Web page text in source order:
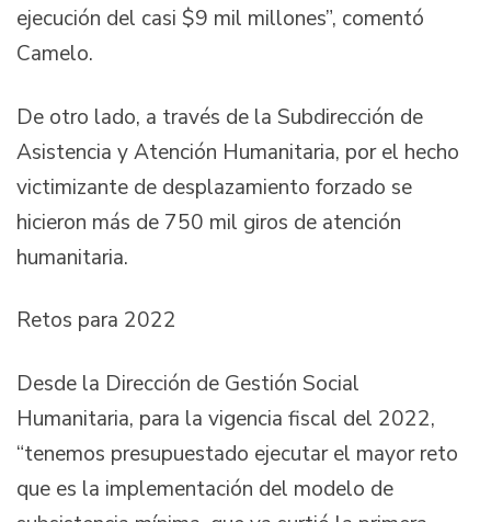
ejecución del casi $9 mil millones”, comentó
Camelo.
De otro lado, a través de la Subdirección de
Asistencia y Atención Humanitaria, por el hecho
victimizante de desplazamiento forzado se
hicieron más de 750 mil giros de atención
humanitaria.
Retos para 2022
Desde la Dirección de Gestión Social
Humanitaria, para la vigencia fiscal del 2022,
“tenemos presupuestado ejecutar el mayor reto
que es la implementación del modelo de